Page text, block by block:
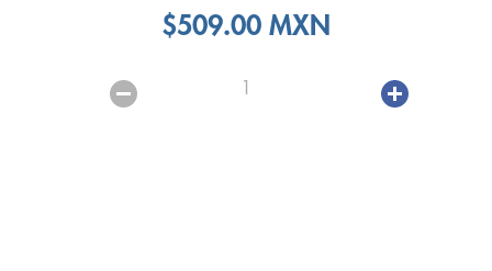
$509.00 MXN
1